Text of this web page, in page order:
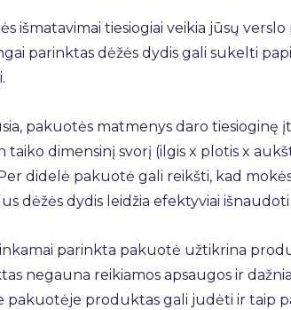
išmatavimai tiesiogiai veikia jūsų
parinktas dėžės dydis gali sukelti
pakuotės matmenys daro tiesioginę
taiko dimensinį svorį (ilgis x plotis x
didelė pakuotė gali reikšti, kad
dėžės dydis leidžia efektyviai
parinkta pakuotė užtikrina
negauna reikiamos apsaugos ir
pakuotėje produktas gali judėti ir taip